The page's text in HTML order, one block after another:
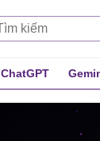
ChatGPT